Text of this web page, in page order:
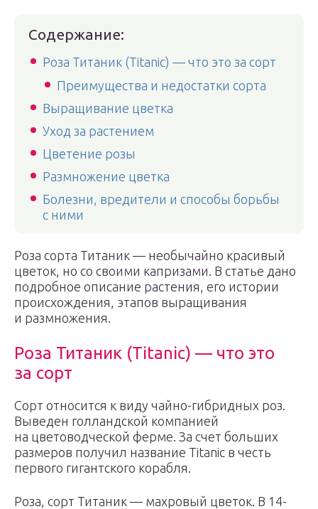
Содержание:
Роза Титаник (Titanic) — что это за сорт
Преимущества и недостатки сорта
Выращивание цветка
Уход за растением
Цветение розы
Размножение цветка
Болезни, вредители и способы борьбы
с ними
Роза сорта Титаник — необычайно красивый
цветок, но со своими капризами. В статье дано
подробное описание растения, его истории
происхождения, этапов выращивания
и размножения.
Роза Титаник (Titanic) — что это
за сорт
Сорт относится к виду чайно-гибридных роз.
Выведен голландской компанией
на цветоводческой ферме. За счет больших
размеров получил название Titanic в честь
первого гигантского корабля.
Роза, сорт Титаник — махровый цветок. В 14-